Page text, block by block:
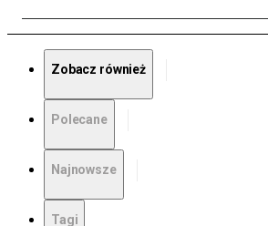
Zobacz również
Polecane
Najnowsze
Tagi